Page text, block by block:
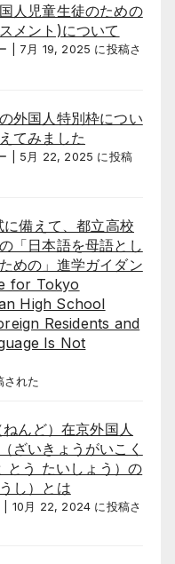
人児童生徒のための
メント)について
7月 19, 2025 に投稿さ
外国人特別枠につい
てみました
5月 22, 2025 に投稿
備えて、都立高校
「日本語を母語とし
めの」進学ガイダン
for Tokyo
High School
Residents and
Is Not
れた
んど）在京外国人
ざいきょうがいこく
とう たいしょう）の
し）とは
10月 22, 2024 に投稿さ